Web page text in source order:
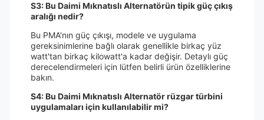
S3: Bu Daimi Mıknatıslı Alternatörün tipik güç çıkış
aralığı nedir?
Bu PMA'nın güç çıkışı, modele ve uygulama
gereksinimlerine bağlı olarak genellikle birkaç yüz
watt'tan birkaç kilowatt'a kadar değişir. Detaylı güç
derecelendirmeleri için lütfen belirli ürün özelliklerine
bakın.
S4: Bu Daimi Mıknatıslı Alternatör rüzgar türbini
uygulamaları için kullanılabilir mi?